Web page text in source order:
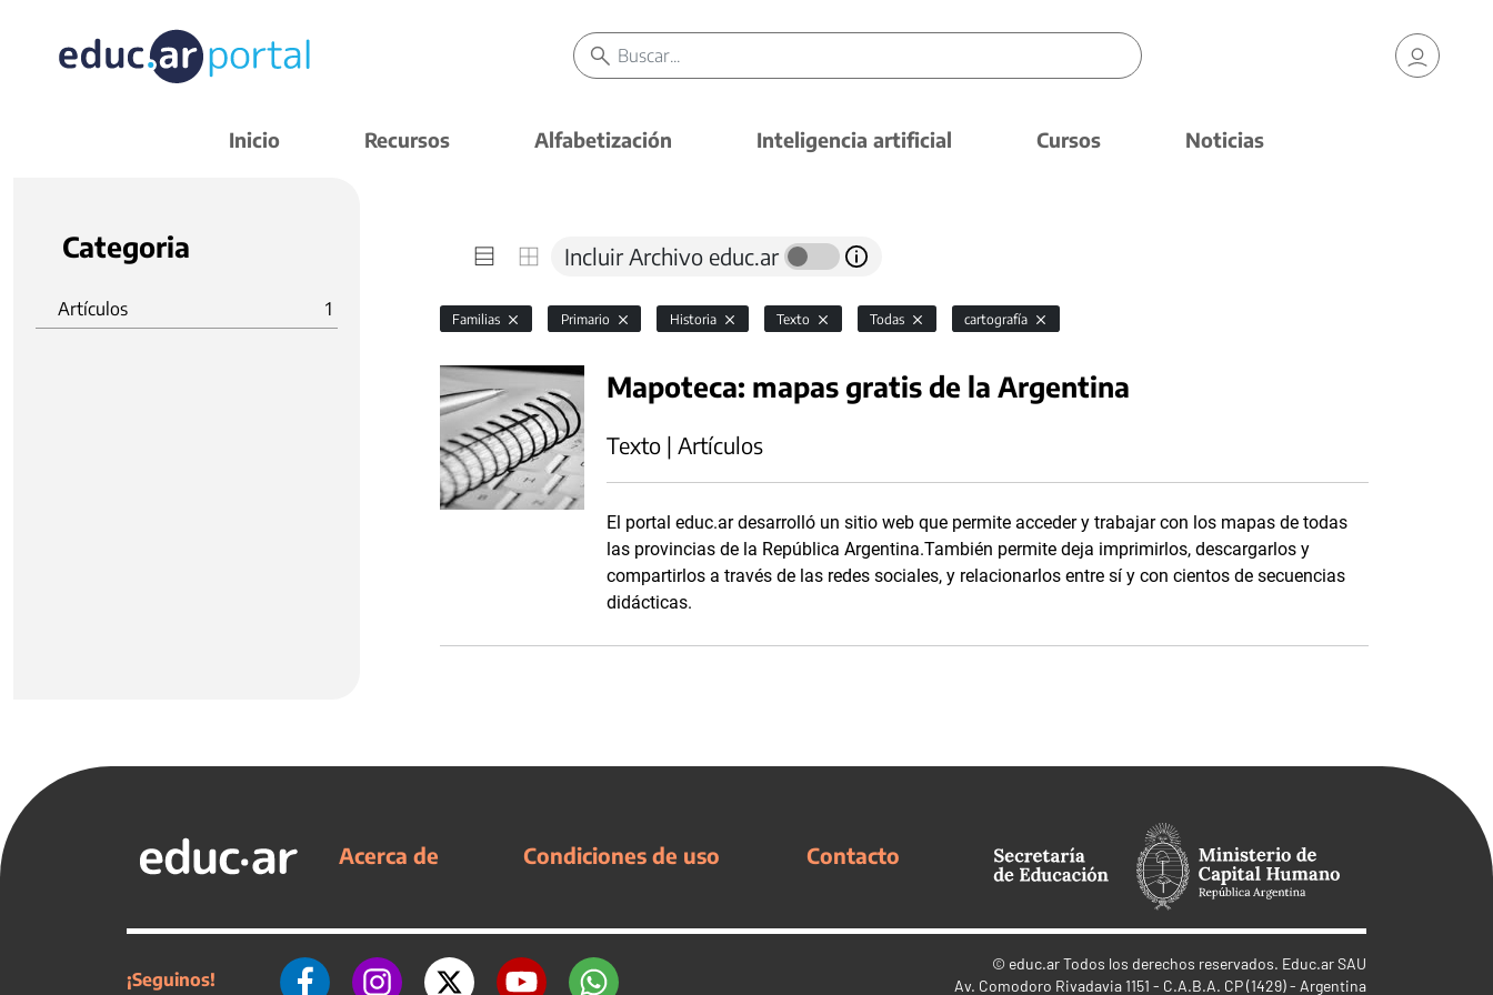
Inicio Recursos Alfabetización Inteligencia artificial Cursos Noticias
Categoria
Artículos 1
Incluir Archivo educ.ar
Familias Primario Historia Texto Todas cartografía
Mapoteca: mapas gratis de la Argentina
Texto | Artículos
El portal educ.ar desarrolló un sitio web que permite acceder y trabajar con los mapas de todas
las provincias de la República Argentina.También permite deja imprimirlos, descargarlos y
compartirlos a través de las redes sociales, y relacionarlos entre sí y con cientos de secuencias
didácticas.
Acerca de Condiciones de uso Contacto
¡Seguinos!
© educ.arTodos los derechos reservados. Educ.ar SAU
Av. Comodoro Rivadavia 1151 - C.A.B.A. CP (1429) - Argentina